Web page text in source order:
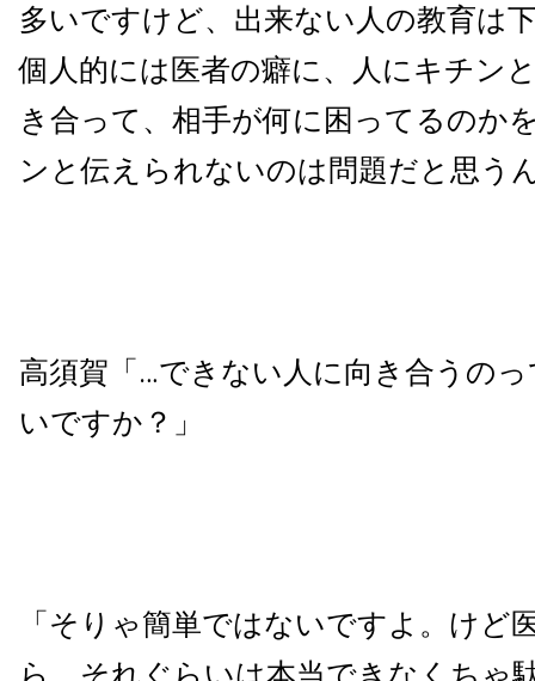
多いですけど、出来ない人の教育は
個人的には医者の癖に、人にキチン
き合って、相手が何に困ってるのか
ンと伝えられないのは問題だと思う
高須賀「…できない人に向き合うの
いですか？」
「そりゃ簡単ではないですよ。けど
ら、それぐらいは本当できなくちゃ